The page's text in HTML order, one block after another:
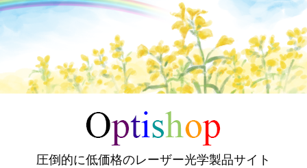
圧倒的に低価格のレーザー光学製品サイト